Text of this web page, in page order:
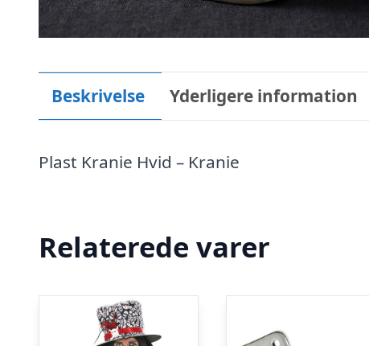
Beskrivelse Yderligere information
Plast Kranie Hvid – Kranie
Relaterede varer